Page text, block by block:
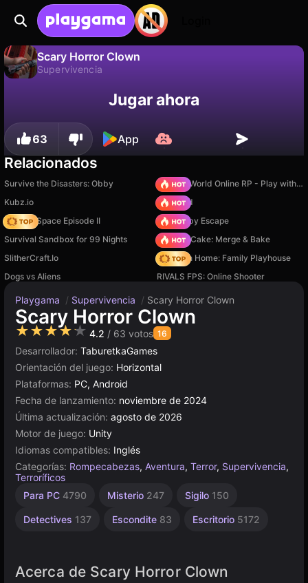
Scary Horror Clown
Supervivencia
¡Guarda el progreso!Jugar ahora
63 App
Relacionados
Survive the Disasters: Obby
Sprunki World Online RP - Play with Friends!
Kubz.io
TB World
Zombie Space Episode II
Your Obby Escape
Survival Sandbox for 99 Nights
Piece of Cake: Merge & Bake
SlitherCraft.Io
My Town Home: Family Playhouse
Dogs vs Aliens
RIVALS FPS: Online Shooter
Playgama / Supervivencia / Scary Horror Clown
Scary Horror Clown
★★★★★ 4.2 / 63 votos 16
Desarrollador: TaburetkaGames
Orientación del juego: Horizontal
Plataformas: PC, Android
Fecha de lanzamiento: noviembre de 2024
Última actualización: agosto de 2026
Motor de juego: Unity
Idiomas compatibles: Inglés
Categorías: Rompecabezas, Aventura, Terror, Supervivencia,
Terroríficos
Para PC 4790 Misterio 247 Sigilo 150
Detectives 137 Escondite 83 Escritorio 5172
Indie
Alta
3574
Rusos
Mundo
381
Browser
Unity
línea
Acerca de Scary Horror Clown